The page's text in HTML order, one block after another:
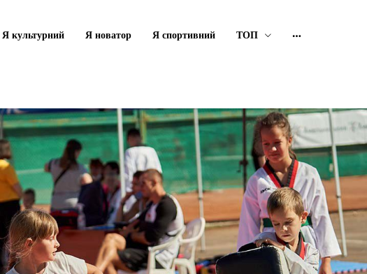
Я культурний Я новатор Я спортивний ТОП